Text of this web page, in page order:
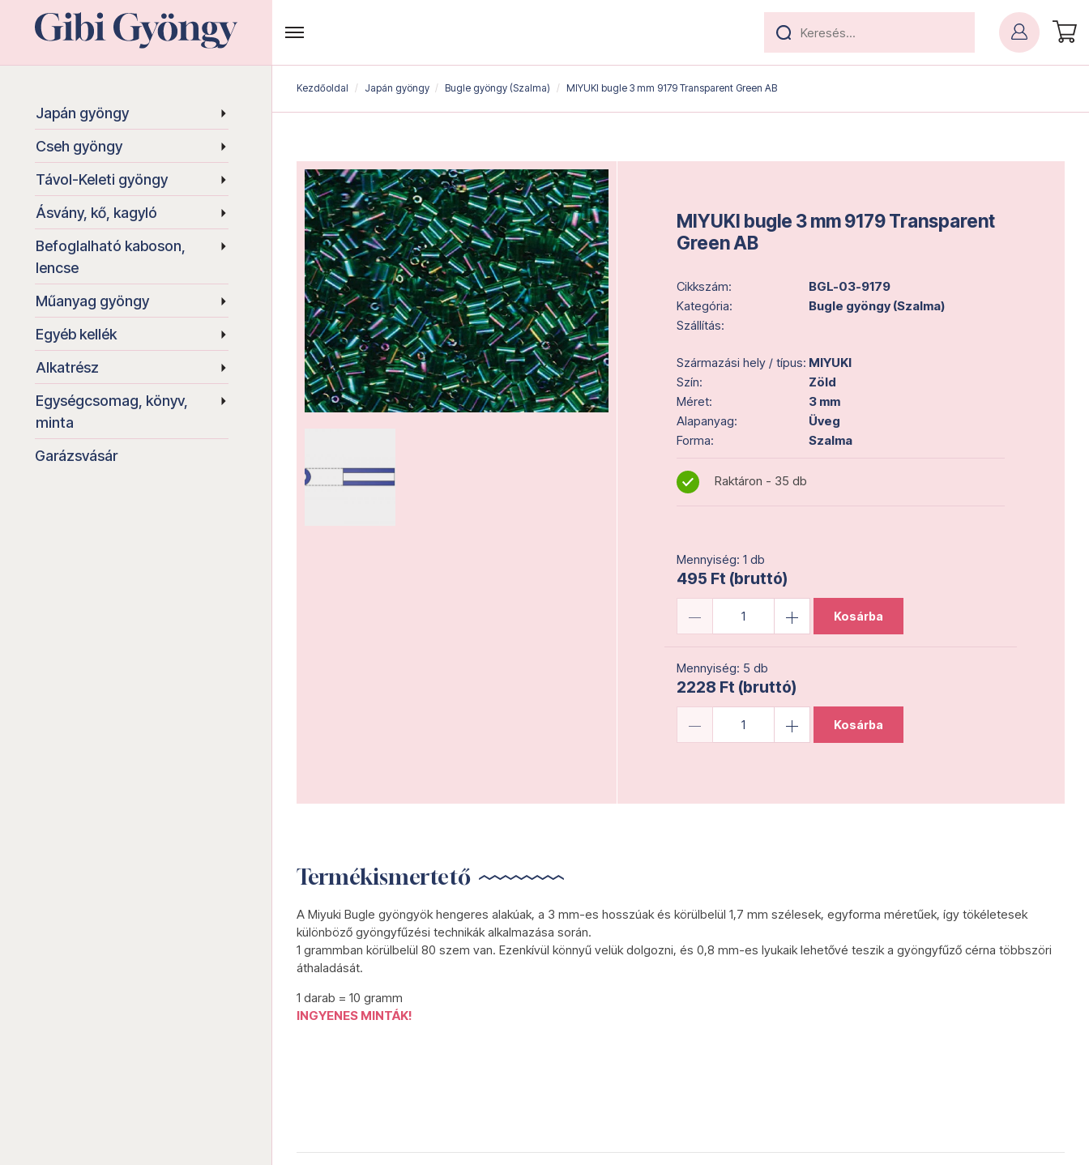
Japán gyöngy
Cseh gyöngy
Távol-Keleti gyöngy
Ásvány, kő, kagyló
Befoglalható kaboson,
lencse
Műanyag gyöngy
Egyéb kellék
Alkatrész
Egységcsomag, könyv,
minta
Garázsvásár
Kezdőoldal Japán gyöngy Bugle gyöngy (Szalma) MIYUKI bugle 3 mm 9179 Transparent Green AB
MIYUKI bugle 3 mm 9179 Transparent
Green AB
Cikkszám:
BGL-03-9179
Kategória:
Bugle gyöngy (Szalma)
Szállítás:
Származási hely / típus: MIYUKI
Szín:
Zöld
Méret:
3 mm
Alapanyag:
Üveg
Forma:
Szalma
Raktáron - 35 db
Mennyiség: 1 db
495 Ft (bruttó)
Kosárba
Mennyiség: 5 db
2228 Ft (bruttó)
Kosárba
Termékismertető
A Miyuki Bugle gyöngyök hengeres alakúak, a 3 mm-es hosszúak és körülbelül 1,7 mm szélesek, egyforma méretűek, így tökéletesek
különböző gyöngyfűzési technikák alkalmazása során.
1 grammban körülbelül 80 szem van. Ezenkívül könnyű velük dolgozni, és 0,8 mm-es lyukaik lehetővé teszik a gyöngyfűző cérna többszöri
áthaladását.
1 darab = 10 gramm
INGYENES MINTÁK!